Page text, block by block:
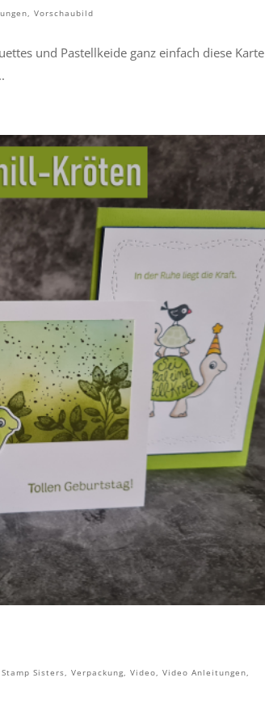
, Vorschaubild
und Pastellkeide ganz einfach diese Karte
Stamp Sisters Verpackung Video Video Anleitungen